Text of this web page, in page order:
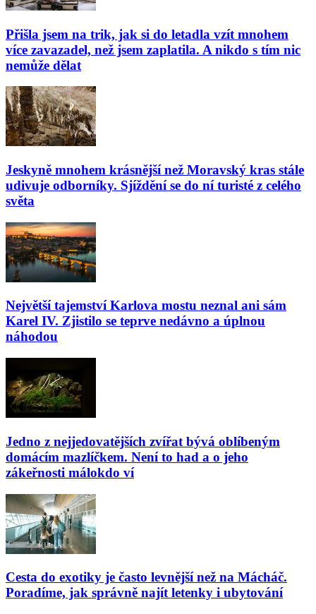
Přišla jsem na trik, jak si do letadla vzít mnohem
více zavazadel, než jsem zaplatila. A nikdo s tím nic
nemůže dělat
Jeskyně mnohem krásnější než Moravský kras stále
udivuje odborníky. Sjíždění se do ní turisté z celého
světa
Největší tajemství Karlova mostu neznal ani sám
Karel IV. Zjistilo se teprve nedávno a úplnou
náhodou
Jedno z nejjedovatějších zvířat bývá oblíbeným
domácím mazlíčkem. Není to had a o jeho
zákeřnosti málokdo ví
Cesta do exotiky je často levnější než na Mácháč.
Poradíme, jak správně najít letenky i ubytování